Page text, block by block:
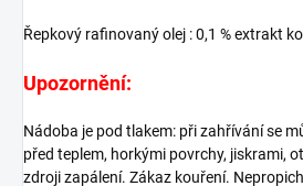
Řepkový rafinovaný olej : 0,1 % extrakt
Upozornění:
Nádoba je pod tlakem: při zahřívání se
před teplem, horkými povrchy, jiskrami,
zdroji zapálení. Zákaz kouření.